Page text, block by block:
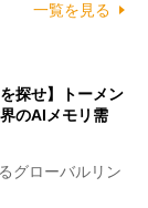
一覧を見る
探せ】トーメン
のAIメモリ需
グローバルリン